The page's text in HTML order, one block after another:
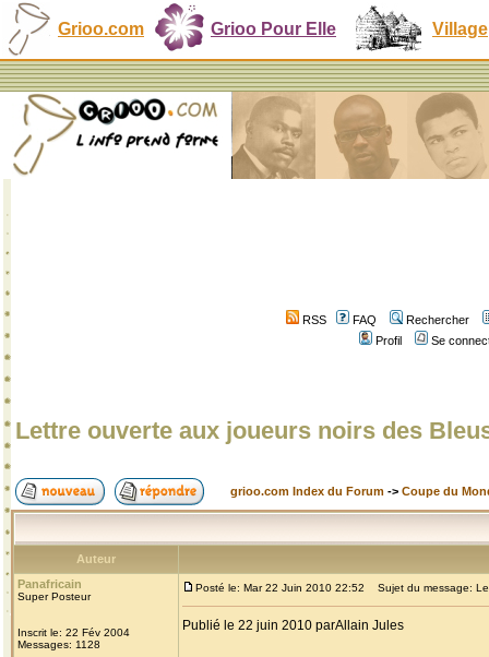
Grioo.com Grioo Pour Elle Village
RSS FAQ
Rechercher
Profil
Se
Lettre ouverte aux joueurs noirs des
grioo.com Index du Forum -> Coupe du
Auteur
Panafricain
Super Posteur
Inscrit le: 22 Fév 2004
Messages: 1128
Posté le: Mar 22 Juin 2010 22:52 Sujet du message:
Publié le 22 juin 2010 parAllain Jules